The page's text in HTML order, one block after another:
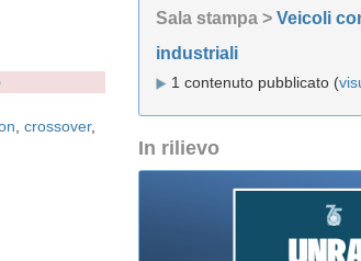
crossover,
Sala stampa > Veicoli
industriali
1 contenuto pubblicato (
In rilievo